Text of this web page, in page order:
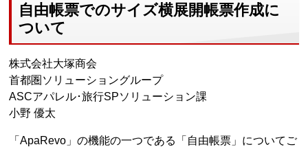
自由帳票でのサイズ横展開帳票作成に
ついて
株式会社大塚商会
首都圏ソリューショングループ
ASCアパレル･旅行SPソリューション課
小野 優太
「ApaRevo」の機能の一つである「自由帳票」についてご